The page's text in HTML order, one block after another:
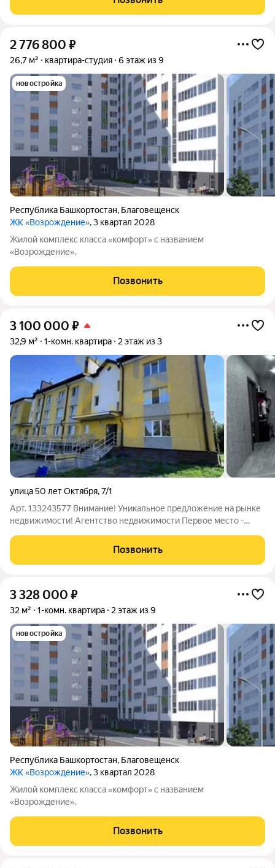
молодой паре, паре с детьми, пожилым
2 776 800 ₽
26,7 м² квартира-студия 6 этаж из 9
новостройка
Республика Башкортостан, Благовещенск
ЖК «Возрождение», 3 квартал 2028
Жилой комплекс класса «комфорт» с названием
«Возрождение».
Позвонить
3 100 000 ₽
32,9 м² 1-комн. квартира 2 этаж из 3
улица 50 лет Октября,7/1
Арт. 133243577 Внимание! Уникальное предложение на рынке
недвижимости! Агентство недвижимости Первое место -
земельного участка. Одобрение ипотеки, юридическое
сопровождение сделки. Документы
Позвонить
3 328 000 ₽
32 м² 1-комн. квартира 2 этаж из 9
новостройка
Республика Башкортостан, Благовещенск
ЖК «Возрождение», 3 квартал 2028
Жилой комплекс класса «комфорт» с названием
«Возрождение».
Позвонить